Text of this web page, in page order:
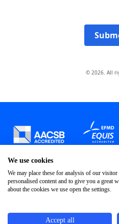
© 2026. All
We use cookies
We may place these for analysis of our
personalised content and to give you a great
about the cookies we use open the settings.
Accept all